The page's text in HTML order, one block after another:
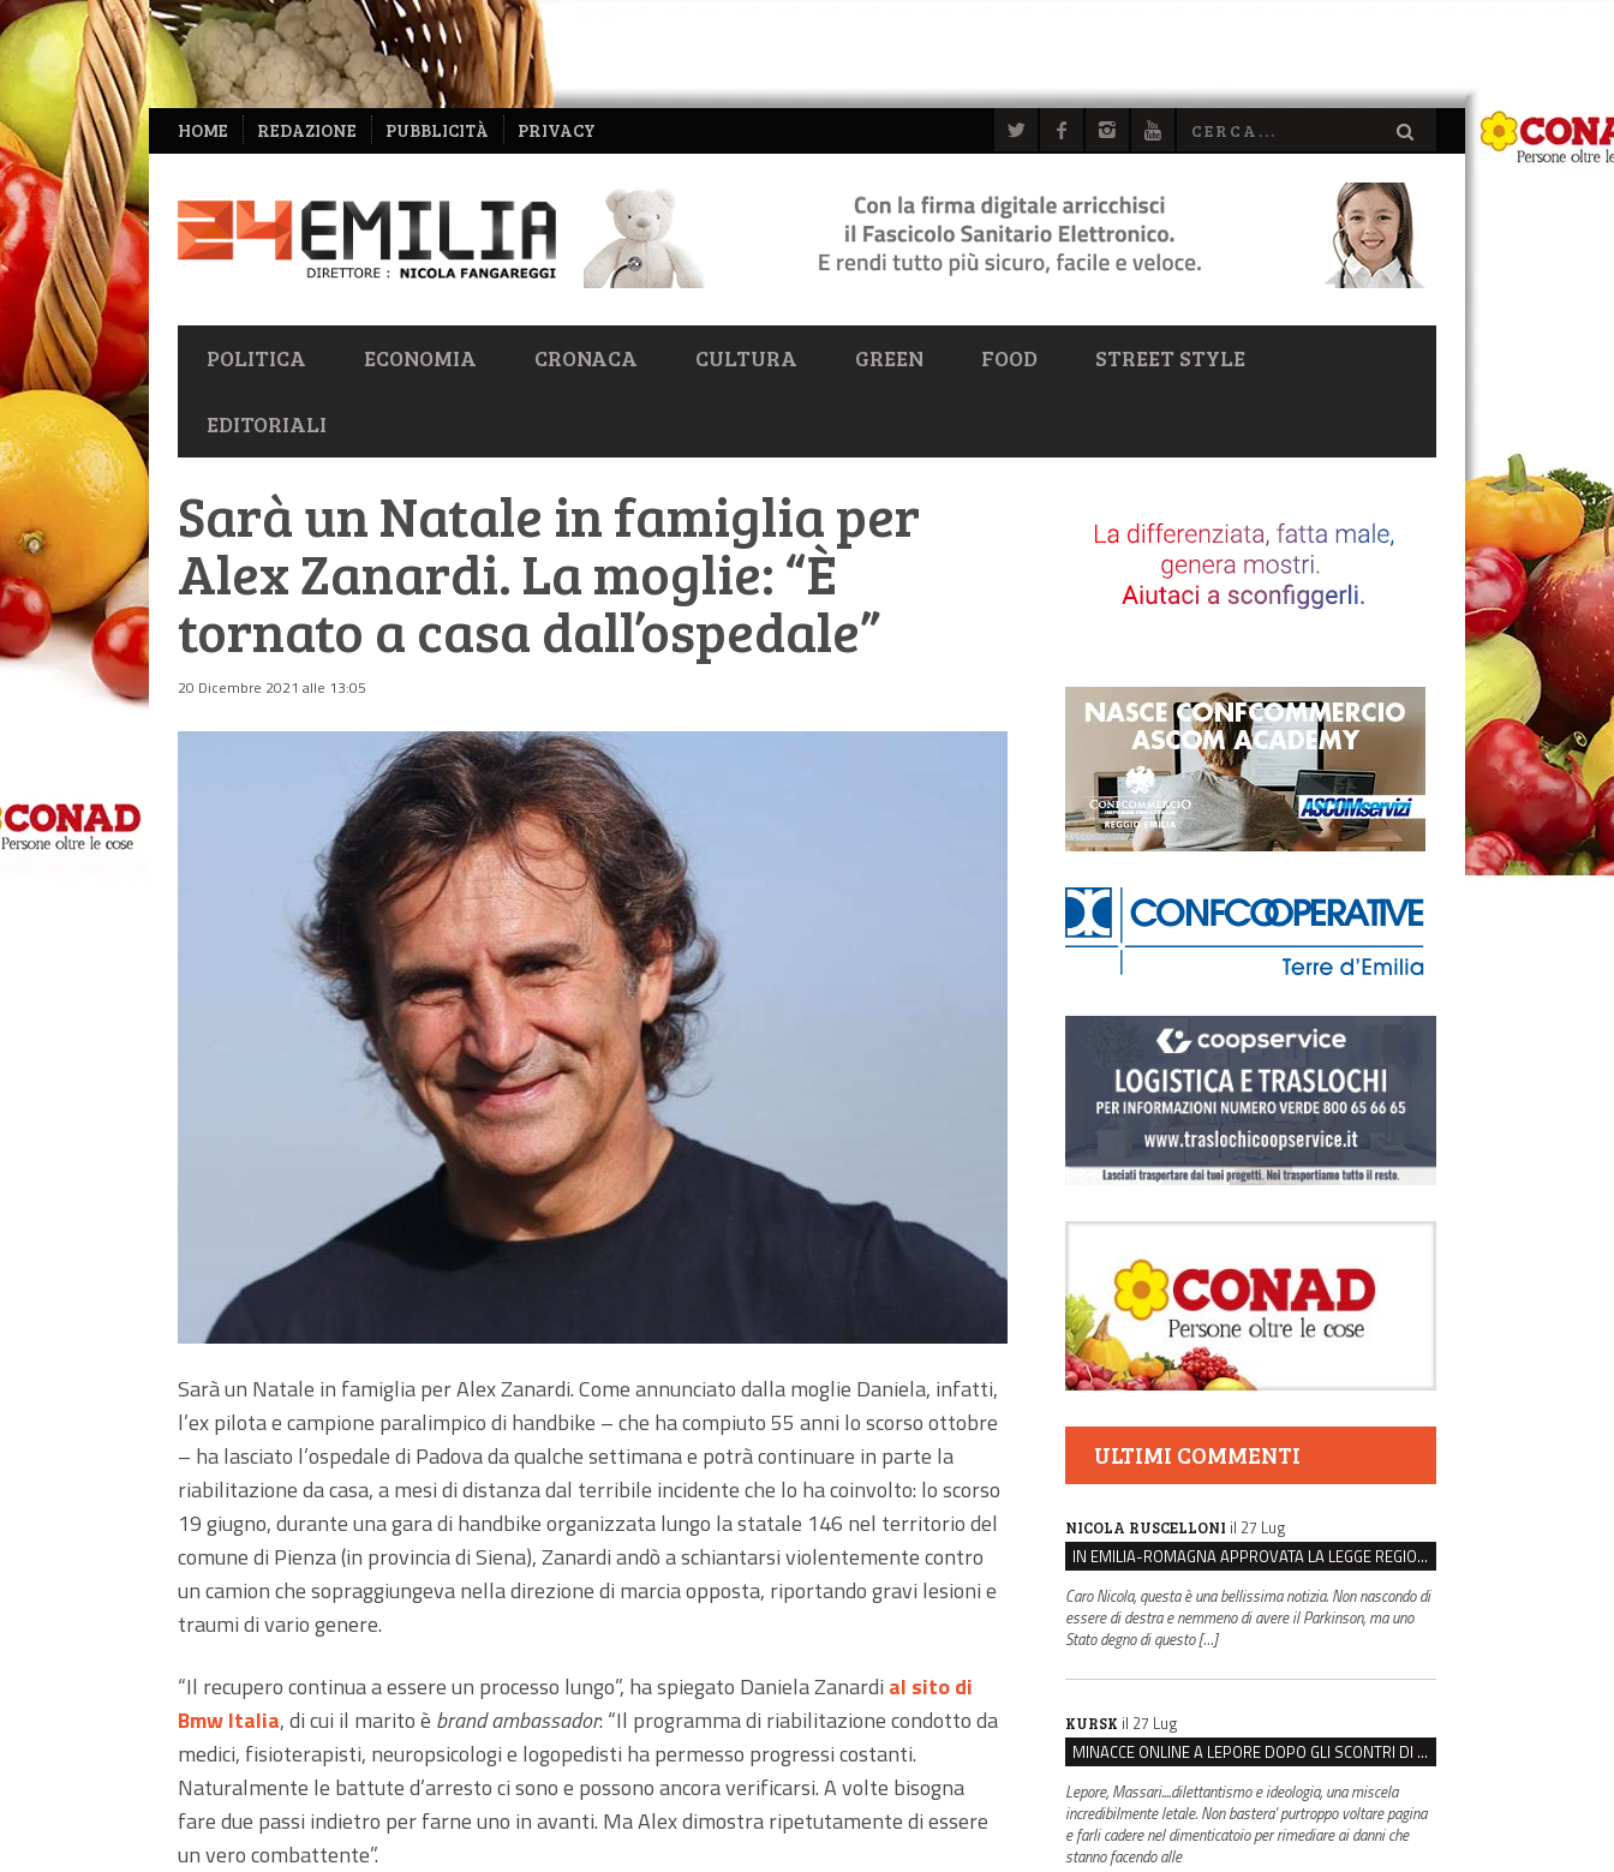
NAVIGAZIONE
SECONDARIA
HOME REDAZIONE PUBBLICITÀ PRIVACY
NAVIGAZIONE
PRIMARIA
POLITICA ECONOMIA CRONACA CULTURA GREEN FOOD STREET STYLE
EDITORIALI
Sarà un Natale in famiglia per
Alex Zanardi. La moglie: “È
tornato a casa dall’ospedale”
20 Dicembre 2021 alle 13:05
Sarà un Natale in famiglia per Alex Zanardi. Come annunciato dalla moglie Daniela, infatti,
l’ex pilota e campione paralimpico di handbike – che ha compiuto 55 anni lo scorso ottobre
– ha lasciato l’ospedale di Padova da qualche settimana e potrà continuare in parte la
riabilitazione da casa, a mesi di distanza dal terribile incidente che lo ha coinvolto: lo scorso
19 giugno, durante una gara di handbike organizzata lungo la statale 146 nel territorio del
comune di Pienza (in provincia di Siena), Zanardi andò a schiantarsi violentemente contro
un camion che sopraggiungeva nella direzione di marcia opposta, riportando gravi lesioni e
traumi di vario genere.
“Il recupero continua a essere un processo lungo”, ha spiegato Daniela Zanardi al sito di
Bmw Italia, di cui il marito è brand ambassador: “Il programma di riabilitazione condotto da
medici, fisioterapisti, neuropsicologi e logopedisti ha permesso progressi costanti.
Naturalmente le battute d’arresto ci sono e possono ancora verificarsi. A volte bisogna
fare due passi indietro per farne uno in avanti. Ma Alex dimostra ripetutamente di essere
un vero combattente”.
ULTIMI COMMENTI
NICOLA RUSCELLONI il 27 Lug
IN EMILIA-ROMAGNA APPROVATA LA LEGGE REGIONALE SUL SUICIDIO MEDICALMENTE ASSISTITO
Caro Nicola, questa è una bellissima notizia. Non nascondo di
essere di destra e nemmeno di avere il Parkinson, ma uno
Stato degno di questo […]
KURSK il 27 Lug
MINACCE ONLINE A LEPORE DOPO GLI SCONTRI DI BOLOGNA, ASSEGNATA LA SCORTA AL SINDACO
Lepore, Massari....dilettantismo e ideologia, una miscela
incredibilmente letale. Non bastera' purtroppo voltare pagina
e farli cadere nel dimenticatoio per rimediare ai danni che
stanno facendo alle